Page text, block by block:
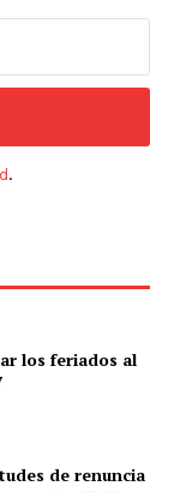
.
los feriados al
de renuncia